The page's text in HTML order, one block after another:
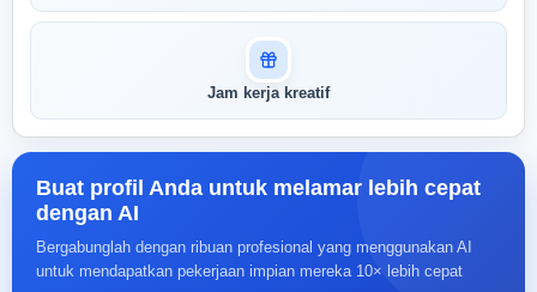
Jam kerja kreatif
Buat profil Anda untuk melamar lebih cepat
dengan AI
Bergabunglah dengan ribuan profesional yang menggunakan AI
untuk mendapatkan pekerjaan impian mereka 10× lebih cepat